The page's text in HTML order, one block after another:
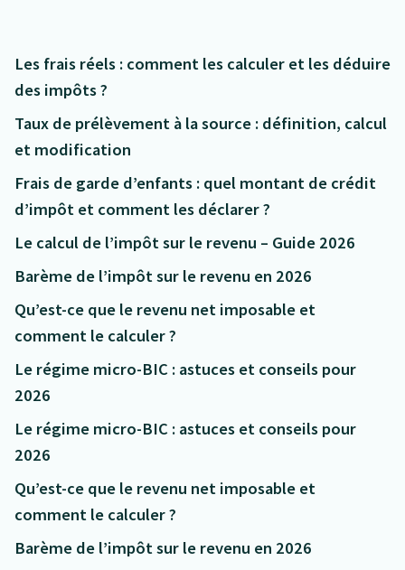
Les frais réels : comment les calculer et les déduire
des impôts ?
Taux de prélèvement à la source : définition, calcul
et modification
Frais de garde d’enfants : quel montant de crédit
d’impôt et comment les déclarer ?
Le calcul de l’impôt sur le revenu – Guide 2026
Barème de l’impôt sur le revenu en 2026
Qu’est-ce que le revenu net imposable et
comment le calculer ?
Le régime micro-BIC : astuces et conseils pour
2026
Le régime micro-BIC : astuces et conseils pour
2026
Qu’est-ce que le revenu net imposable et
comment le calculer ?
Barème de l’impôt sur le revenu en 2026